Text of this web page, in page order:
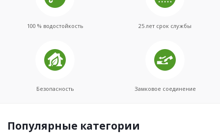
100 % водостойкость 25 лет срок службы
Безопасность Замковое соединение
Популярные категории